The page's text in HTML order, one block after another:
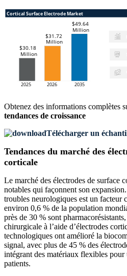
Obtenez des informations complètes
tendances de croissance
Télécharger un
Tendances du marché des
corticale
Le marché des électrodes de surface
notables qui façonnent son
troubles neurologiques est un facteur
environ 0,6 % de la population
près de 30 % sont
chirurgicale à l’aide d’électrodes
technologiques ont amélioré la
signal, avec plus de 45 % des
intégrant des matériaux flexibles pour
patients.